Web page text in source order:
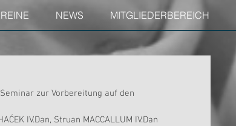
NEWS MITGLIEDERBEREICH
zur Vorbereitung auf den
IV.Dan, Struan MACCALLUM IV.Dan